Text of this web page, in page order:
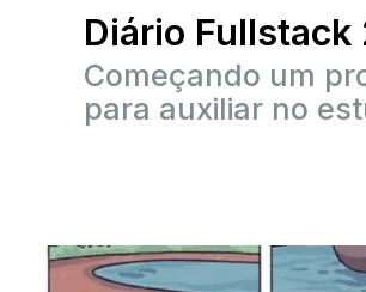
Diário Fullstack
Começando um
para auxiliar no